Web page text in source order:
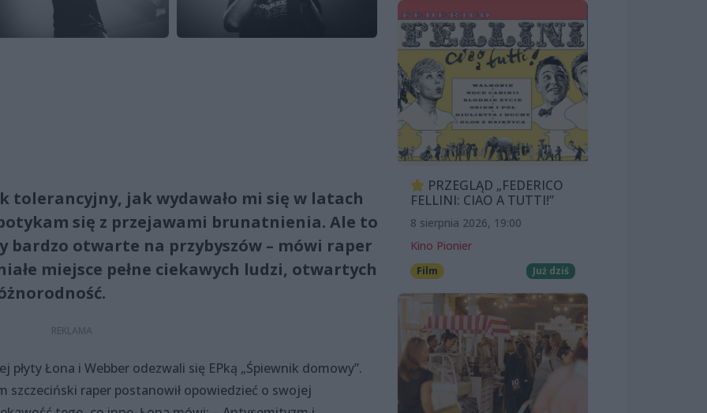
tolerancyjny, jak wydawało mi się w latach
się z przejawami brunatnienia. Ale to
bardzo otwarte na przybyszów – mówi raper
miejsce pełne ciekawych ludzi, otwartych
Łona i Webber odezwali się EPką „Śpiewnik domowy”.
raper postanowił opowiedzieć o swojej
PRZEGLĄD „FEDERICO
FELLINI: CIAO A TUTTI!”
8 sierpnia 2026, 19:00
Kino Pionier
Film Już dziś